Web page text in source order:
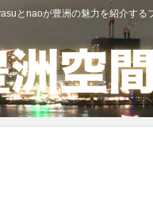
とnaoが豊洲の魅力を紹介する